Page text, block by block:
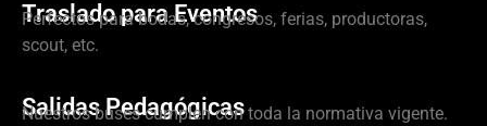
Traslado para Eventos
Perfectos para bodas, congresos, ferias, productoras,
scout, etc.
Salidas Pedagógicas
Nuestros buses cumplen con toda la normativa vigente.